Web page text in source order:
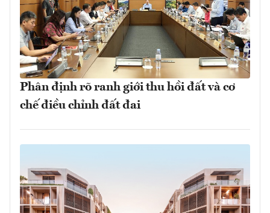
Phân định rõ ranh giới thu hồi đất và cơ
chế điều chỉnh đất đai